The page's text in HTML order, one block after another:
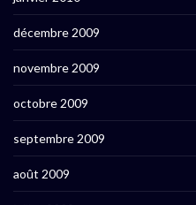
décembre 2009
novembre 2009
octobre 2009
septembre 2009
août 2009